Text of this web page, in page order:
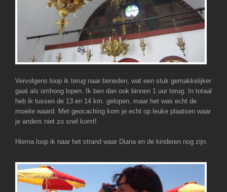
Vervolgens loop ik terug naar beneden, wat een stuk gemakkelijker
gaat als omhoog lopen. Ik ben dan ook binnen 1 uur terug. In totaal
heb ik tussen de 13 en 14 km. gelopen, maar het was echt de
moeite waard. Met geocaching kom je echt op leuke plaatsen waar
je anders niet zo snel komt!
Hierna loop ik naar het strand waar Diana en de kinderen nog zijn.